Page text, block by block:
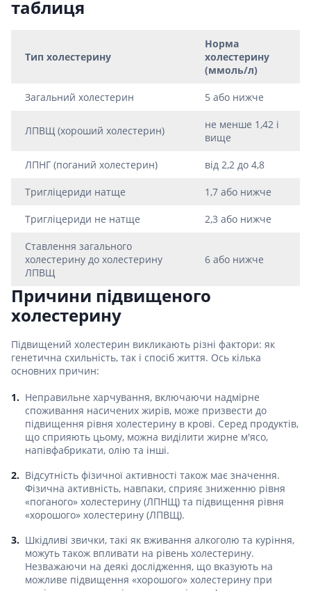
таблиця
Тип холестерину
Норма
холестерину
(ммоль/л)
Загальний холестерин 5 або нижче
ЛПВЩ (хороший холестерин)
не менше 1,42 і
вище
ЛПНГ (поганий холестерин) від 2,2 до 4,8
Тригліцериди натще 1,7 або нижче
Тригліцериди не натще 2,3 або нижче
Ставлення загального
холестерину до холестерину
ЛПВЩ
6 або нижче
Причини підвищеного
холестерину
Підвищений холестерин викликають різні фактори: як
генетична схильність, так і спосіб життя. Ось кілька
основних причин:
Неправильне харчування, включаючи надмірне
споживання насичених жирів, може призвести до
підвищення рівня холестерину в крові. Серед продуктів,
що сприяють цьому, можна виділити жирне м'ясо,
напівфабрикати, олію та інші.
Відсутність фізичної активності також має значення.
Фізична активність, навпаки, сприяє зниженню рівня
«поганого» холестерину (ЛПНЩ) та підвищення рівня
«хорошого» холестерину (ЛПВЩ).
Шкідливі звички, такі як вживання алкоголю та куріння,
можуть також впливати на рівень холестерину.
Незважаючи на деякі дослідження, що вказують на
можливе підвищення «хорошого» холестерину при